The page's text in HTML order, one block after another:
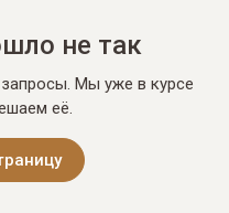
не так
Мы уже в курсе
её.